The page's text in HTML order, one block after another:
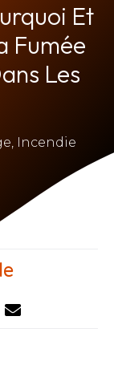
Et
Fumée
Les
, Incendie